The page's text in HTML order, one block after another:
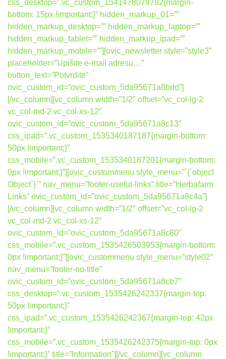
css_desktop=”.vc_custom_1541478079792{margin-
bottom: 15px !important;}” hidden_markup_01=””
hidden_markup_desktop=”” hidden_markup_laptop=””
hidden_markup_tablet=”” hidden_markup_ipad=””
hidden_markup_mobile=””][ovic_newsletter style=”style3″
placeholder=”Upišite e-mail adresu…”
button_text=”Potvrdite”
ovic_custom_id=”ovic_custom_5da95671a8bdd”]
[/vc_column][vc_column width=”1/2″ offset=”vc_col-lg-2
vc_col-md-2 vc_col-xs-12″
ovic_custom_id=”ovic_custom_5da95671a8c13″
css_ipad=”.vc_custom_1535340187187{margin-bottom:
50px !important;}”
css_mobile=”.vc_custom_1535340187201{margin-bottom:
0px !important;}”][ovic_custommenu style_menu=”`{`object
Object`}`” nav_menu=”footer-useful-links” title=”Herbafarm
Links” ovic_custom_id=”ovic_custom_5da95671a8c4a”]
[/vc_column][vc_column width=”1/2″ offset=”vc_col-lg-2
vc_col-md-2 vc_col-xs-12″
ovic_custom_id=”ovic_custom_5da95671a8c80″
css_mobile=”.vc_custom_1535426503953{margin-bottom:
0px !important;}”][ovic_custommenu style_menu=”style02″
nav_menu=”footer-no-title”
ovic_custom_id=”ovic_custom_5da95671a8cb7″
css_desktop=”.vc_custom_1535426242337{margin-top:
50px !important;}”
css_ipad=”.vc_custom_1535426242367{margin-top: 42px
!important;}”
css_mobile=”.vc_custom_1535426242375{margin-top: 0px
!important;}” title=”Information”][/vc_column][vc_column